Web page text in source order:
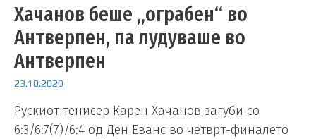
Хачанов беше „ограбен“ во
Антверпен, па лудуваше во
Антверпен
23.10.2020
Рускиот тенисер Карен Хачанов загуби со
6:3/6:7(7)/6:4 од Ден Еванс во четврт-финалето